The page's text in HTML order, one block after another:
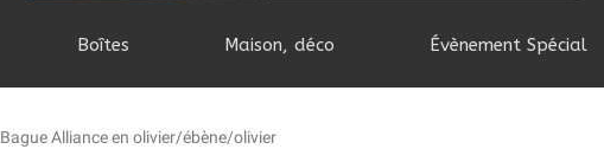
Boîtes Maison, déco Évènement Spécial
Bague Alliance en olivier/ébène/olivier